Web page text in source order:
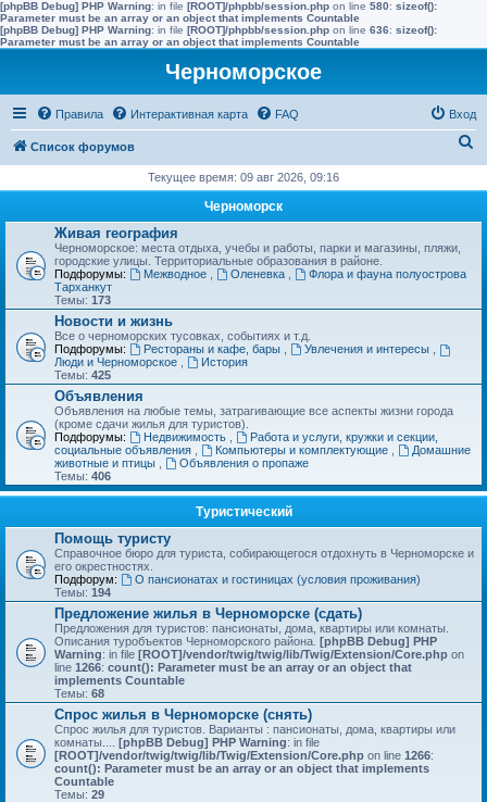
[phpBB Debug] PHP Warning: in file [ROOT]/phpbb/session.php on line 580: sizeof():
Parameter must be an array or an object that implements Countable
[phpBB Debug] PHP Warning: in file [ROOT]/phpbb/session.php on line 636: sizeof():
Parameter must be an array or an object that implements Countable
Черноморское
Правила Интерактивная карта FAQ Вход
Список форумов
с
Текущее время: 09 авг 2026, 09:16
Черноморск
Живая география
Черноморское: места отдыха, учебы и работы, парки и магазины, пляжи,
городские улицы. Территориальные образования в районе.
Подфорумы:
Межводное Оленевка
Флора и фауна полуострова
Тарханкут
Темы: 173
Новости и жизнь
Все о черноморских тусовках, событиях и т.д.
Подфорумы:
Рестораны и кафе, бары Увлечения и интересы
Люди и Черноморское
История
Темы: 425
Объявления
Объявления на любые темы, затрагивающие все аспекты жизни города
(кроме сдачи жилья для туристов).
Подфорумы:
Недвижимость
Работа и услуги, кружки и секции,
социальные объявления
Компьютеры и комплектующие
Домашние
животные и птицы
Объявления о пропаже
Темы: 406
Туристический
Помощь туристу
Справочное бюро для туриста, собирающегося отдохнуть в Черноморске и
его окрестностях.
Подфорум:
О пансионатах и гостиницах (условия проживания)
Темы: 194
Предложение жилья в Черноморске (сдать)
Предложения для туристов: пансионаты, дома, квартиры или комнаты.
Описания туробъектов Черноморского района. [phpBB Debug] PHP
Warning: in file [ROOT]/vendor/twig/twig/lib/Twig/Extension/Core.php on
line 1266: count(): Parameter must be an array or an object that
implements Countable
Темы: 68
Спрос жилья в Черноморске (снять)
Спрос жилья для туристов. Варианты : пансионаты, дома, квартиры или
комнаты.... [phpBB Debug] PHP Warning: in file
[ROOT]/vendor/twig/twig/lib/Twig/Extension/Core.php on line 1266:
count(): Parameter must be an array or an object that implements
Countable
Темы: 29